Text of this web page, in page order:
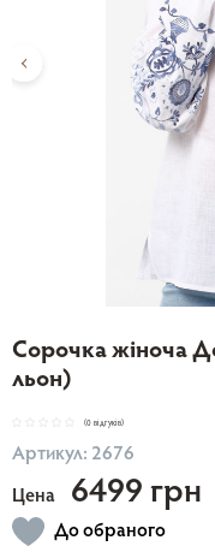
Сорочка жіноча
льон)
(0 відгуків)
Артикул: 2676
Цена 6499 грн
До обраного